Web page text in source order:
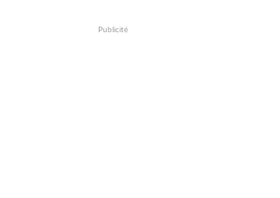
Publicité